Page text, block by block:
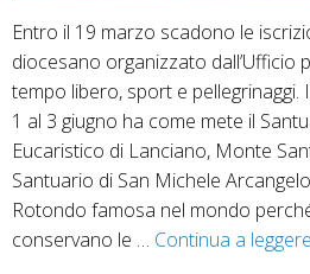
Entro il 19 marzo scadono le
diocesano organizzato dall’Ufficio
tempo libero, sport e pellegrinaggi.
1 al 3 giugno ha come mete il
Eucaristico di Lanciano, Monte
Santuario di San Michele
Rotondo famosa nel mondo
conservano le … Continua a leggere